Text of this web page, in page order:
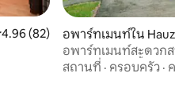
แนนเฉลี่ย 4.96 จาก 5, 82 รีวิว
4.96 (82)
อพาร์ทเมนท์ใน
อพาร์ทเมนท์สะดวกส
และห้องอบไอน้ำ
สถานที่ · ครอบครัว ·